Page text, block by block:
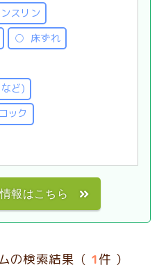
スリン
床ずれ
ど)
ック
報はこちら
の検索結果（ 1件 ）